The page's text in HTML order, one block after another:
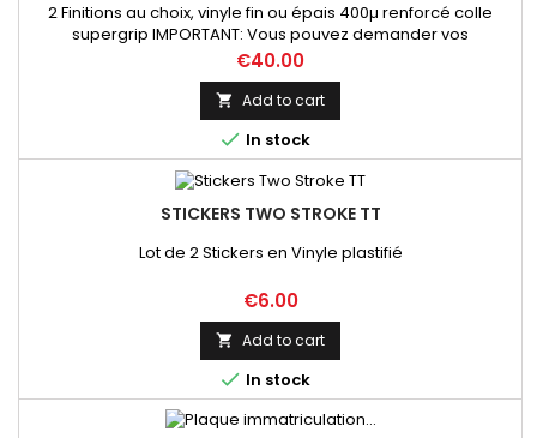
2 Finitions au choix, vinyle fin ou épais 400µ renforcé colle
supergrip IMPORTANT: Vous pouvez demander vos
dimensions précises par mail lors de votre commande sur ce
produit
Price
€40.00
 Add to cart
 In stock
STICKERS TWO STROKE TT
Lot de 2 Stickers en Vinyle plastifié
Price
€6.00
 Add to cart
 In stock